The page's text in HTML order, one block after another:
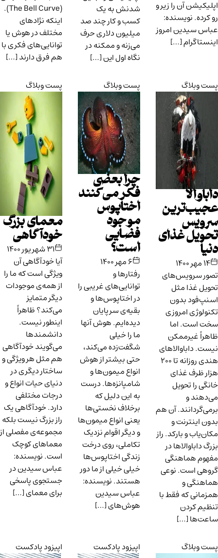
اپلیکیشن آن را زیر و
رو کرده. نویسنده:
عباس سیدین امروز
اینستاگرام […]
شدنش به یک
کسب و کار چند صد
میلیون دلاری حرف
می‌زنه و ممکنه در
نگاه اول این […]
(The Bell Curve).
اینکه نژادهای
مختلف در هوش یا
توانایی‌های فکری با
هم فرق دارند […]
پست وبلاگ
داباوالا
عجیب‌ترین
سرویس
تحویل غذای
دنیا
۱۴ مهر ۱۴۰۰
تصور سرویس‌های
تحویل غذا مثل
اسنپ‌فود بدون
تکنولوژی امروزی
سخت است. اما
ظاهراً غیرممکن
نیست. داباوالاهای
هندی روزانه تا ۲۰۰
هزار ظرف غذای
خانگی را تحویل
می‌دهند و
برمی‌گردانند. آن هم
بدون اینترنت و
مکان‌یاب و بارکد. راز
بزرگ داباوالاها در
مفهوم هماهنگی
گروهی است. نوعی
هماهنگی و
همزمانی که فقط با
تنظیم کردن
ساعت‌ها […]
پست وبلاگ
چرا بعضی
فکر می‌کنند
اختاپوس‌
موجود
فضایی
است؟
۶ مهر ۱۴۰۰
رفتارها و
توانایی‌های غریبی را
در اختاپوس‌ها و
بقیه‌ی سرپایان
دیده‌ایم. هوش آنها
ما را خیلی
شگفت‌زده می‌کند،
حتی بیشتر از هوش
انواع میمون‌ها و
شامپانزه‌ها. درست
به این دلیل که
برخلاف نخستی‌ها
یعنی انواع میمون‌ها
و دیگر اقوام نزدیک
تکاملی، روی درخت
زندگی اختاپوس‌ها
خیلی خیلی از ما دور
هستند. نویسنده:
عباس سیدین
هوش‌های […]
پست وبلاگ
معمای بزرگ
خودآگاهی
۳۱ شهریور ۱۴۰۰
آیا خودآگاهی آن
ویژگی است که ما را
از همه‌ی موجودات
دیگر متمایز
می‌کند؟ ظاهراً
اینطور نیست.
دانشمندها
می‌گویند خودآگاهی
هم مثل هر ویژگی و
ساختار دیگری در
دنیای حیات انواع و
درجات مختلفی
دارد. خودآگاهی یک
راز بزرگ نیست بلکه
مجموعه‌ی مفصلی از
معماهای کوچک
است. نویسنده:
عباس سیدین در
جستجوی پاسخی
برای معمای […]
پست وبلاگ اپیزود پادکست اپیزود پادکست